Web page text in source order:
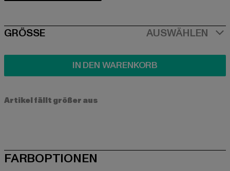
SIZE
GRÖSSE AUSWÄHLEN
IN DEN WARENKORB
Artikel fällt größer aus
FARBOPTIONEN